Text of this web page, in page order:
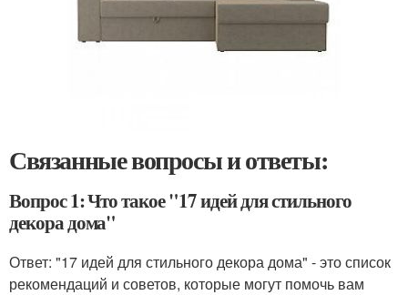
Связанные вопросы и ответы:
Вопрос 1: Что такое "17 идей для стильного
декора дома"
Ответ: "17 идей для стильного декора дома" - это список
рекомендаций и советов, которые могут помочь вам